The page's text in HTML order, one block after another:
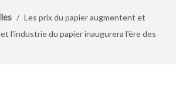
/ Les prix du papier augmentent et
l'industrie du papier inaugurera l'ère des